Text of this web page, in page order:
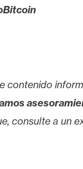
contenido
consulte a un